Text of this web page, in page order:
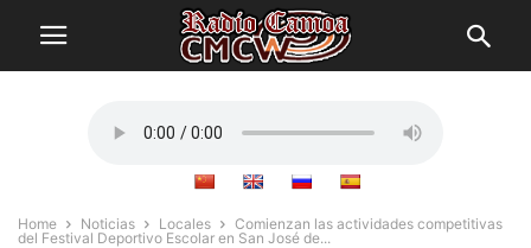
Home Noticias Locales
Comienzan las actividades competitivas
del Festival Deportivo Escolar en San José de...